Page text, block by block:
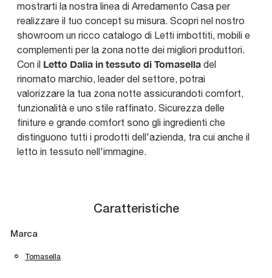
mostrarti la nostra linea di Arredamento Casa per
realizzare il tuo concept su misura. Scopri nel nostro
showroom un ricco catalogo di Letti imbottiti, mobili e
complementi per la zona notte dei migliori produttori.
Con il Letto Dalia in tessuto di Tomasella del
rinomato marchio, leader del settore, potrai
valorizzare la tua zona notte assicurandoti comfort,
funzionalità e uno stile raffinato. Sicurezza delle
finiture e grande comfort sono gli ingredienti che
distinguono tutti i prodotti dell'azienda, tra cui anche il
letto in tessuto nell'immagine.
Caratteristiche
Marca
Tomasella